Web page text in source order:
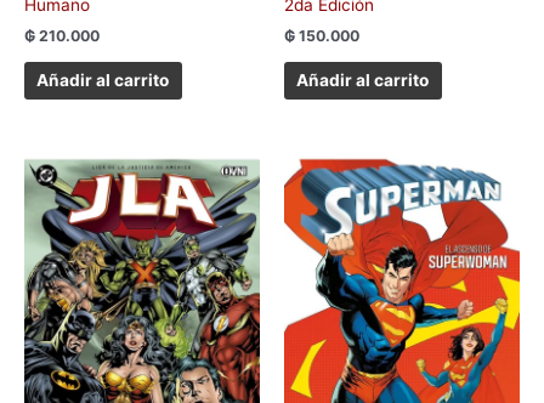
Humano
₲ 210.000
Añadir al carrito
2da Edición
₲ 150.000
Añadir al carrito